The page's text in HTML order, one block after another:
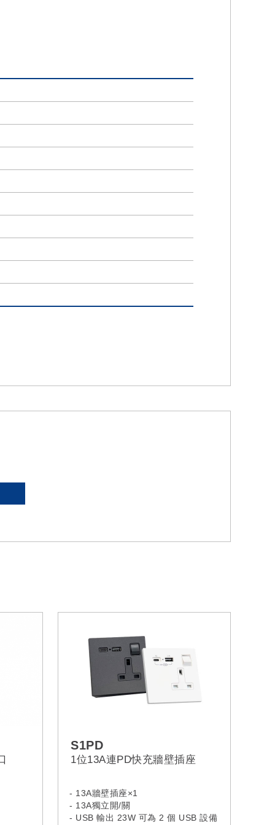
S1PD
1位13A連PD快充牆壁插座
- 13A牆壁插座×1
- 13A獨立開/關
- USB 輸出 23W 可為 2 個 USB 設備